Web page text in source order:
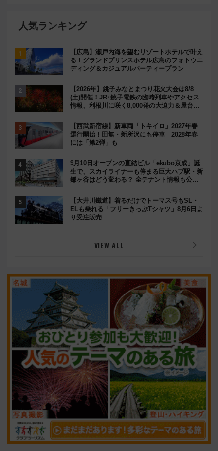
人気ランキング
【広島】瀬戸内海を望むリゾートホテルで叶え
る！グランドプリンスホテル広島のフォトウエ
ディング＆カジュアルパーティープラン
【2026年】銚子みなとまつり花火大会は8/8
(土)開催！JR･銚子電鉄の臨時列車やアクセス
情報、利根川に咲く8,000発の大迫力＆屋台を
【西武新宿線】新車両「トキイロ」2027年春
運行開始！田無・新所沢にも停車 2028年春
には「第2弾」も
9月10日オープンの直結ビル「ekubo京成」誕
生で、スカイライナーも停まる巨大ハブ駅・新
鎌ヶ谷はどう変わる？ 全テナント情報も公
【大井川鐵道】着るだけでトーマス号もSL・
ELも乗れる「フリーきっぷTシャツ」8月6日よ
り受注販売
VIEW ALL